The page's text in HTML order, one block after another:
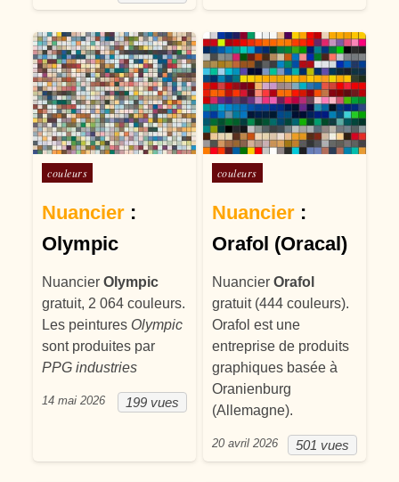
Posté dans
couleurs
Nuancier :
Olympic
NuancierOlympic
gratuit, 2 064 couleurs.
Les peintures Olympic
sont produites par
PPG industries
199 vues
14 mai 2026
Posté dans
couleurs
Nuancier:
Orafol (Oracal)
Nuancier Orafol
gratuit (444 couleurs).
Orafol est une
entreprise de produits
graphiques basée à
Oranienburg
(Allemagne).
501 vues
20 avril 2026